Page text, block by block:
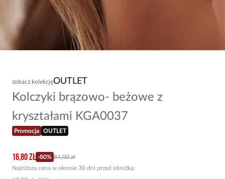
zobacz kolekcjęOUTLET
Kolczyki brązowo- beżowe z
kryształami KGA0037
Promocja OUTLET
16,80 zł -80% 84,00 zł
Najniższa cena w okresie 30 dni przed obniżką: